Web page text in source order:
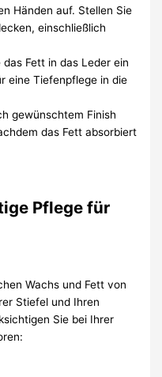
Händen auf. Stellen Sie
einschließlich
Fett in das Leder ein
eine Tiefenpflege in die
gewünschtem Finish
das Fett absorbiert
Pflege für
Wachs und Fett von
Stiefel und Ihren
Sie bei Ihrer